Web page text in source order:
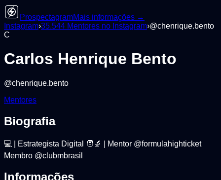
ProspectagramMais informações →
Instagram›35.544 Mentores no Instagram›@chenrique.bento
C
Carlos Henrique Bento
@chenrique.bento
Mentores
Biografia
💻 | Estrategista Digital 🧑‍🔬 | Mentor @formulahighticket
Membro @clubmbrasil
Informações